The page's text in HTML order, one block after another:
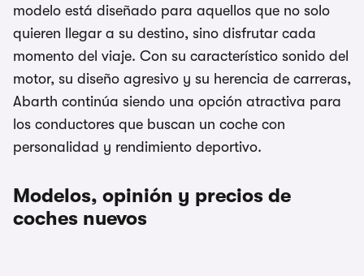
modelo está diseñado para aquellos que no solo
quieren llegar a su destino, sino disfrutar cada
momento del viaje. Con su característico sonido del
motor, su diseño agresivo y su herencia de carreras,
Abarth continúa siendo una opción atractiva para
los conductores que buscan un coche con
personalidad y rendimiento deportivo.
Modelos, opinión y precios de
coches nuevos